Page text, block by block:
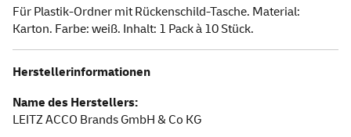
Für Plastik-Ordner mit Rückenschild-Tasche. Material:
Karton. Farbe: weiß. Inhalt: 1 Pack à 10 Stück.
Herstellerinformationen
Name des Herstellers:
LEITZ ACCO Brands GmbH & Co KG